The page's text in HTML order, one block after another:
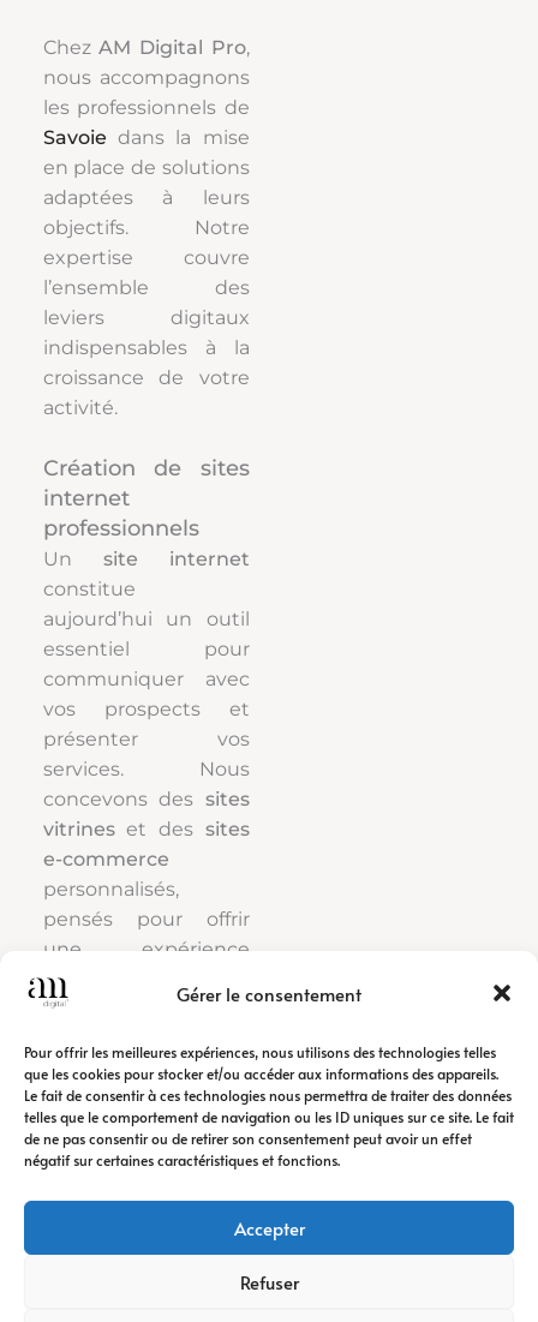
Gérer le consentement
Pour offrir les meilleures expériences, nous utilisons des technologies telles
que les cookies pour stocker et/ou accéder aux informations des appareils.
Le fait de consentir à ces technologies nous permettra de traiter des données
telles que le comportement de navigation ou les ID uniques sur ce site. Le fait
de ne pas consentir ou de retirer son consentement peut avoir un effet
négatif sur certaines caractéristiques et fonctions.
Accepter
Refuser
ChezAM Digital Pro,
nous accompagnons
les professionnels de
Savoie dans la mise
en place de solutions
adaptées à leurs
objectifs. Notre
expertise couvre
l’ensemble des
leviers digitaux
indispensables à la
croissance de votre
activité.
Création de sites
internet
professionnels
Un site internet
constitue
aujourd’hui un outil
essentiel pour
communiquer avec
vos prospects et
présenter vos
services. Nous
concevons des sites
vitrineset des sites
e-commerce
personnalisés,
pensés pour offrir
une expérience
utilisateur fluide et
moderne.
Chaque projet
bénéficie d’une
conception
responsive, d’un
d’une structure
optimisée afin de
garantir une